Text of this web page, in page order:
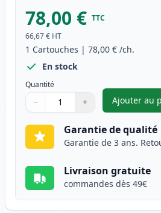
78,00 € TTC
66,67 € HT
1 Cartouches | 78,00 € /ch.
En stock
Quantité
Quantité
Utilisez les boutons pour ajuster
− +
Quantité
Ajouter au
,
Garantie de qualité
Garantie de 3 ans.
Livraison gratuite
commandes dès 49€